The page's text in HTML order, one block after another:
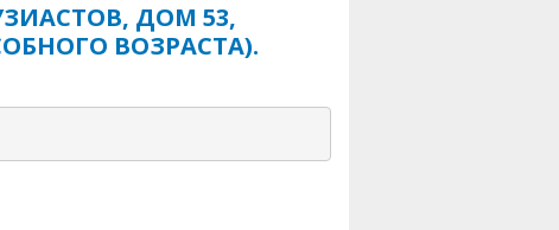
ДОМ 53,
ВОЗРАСТА).